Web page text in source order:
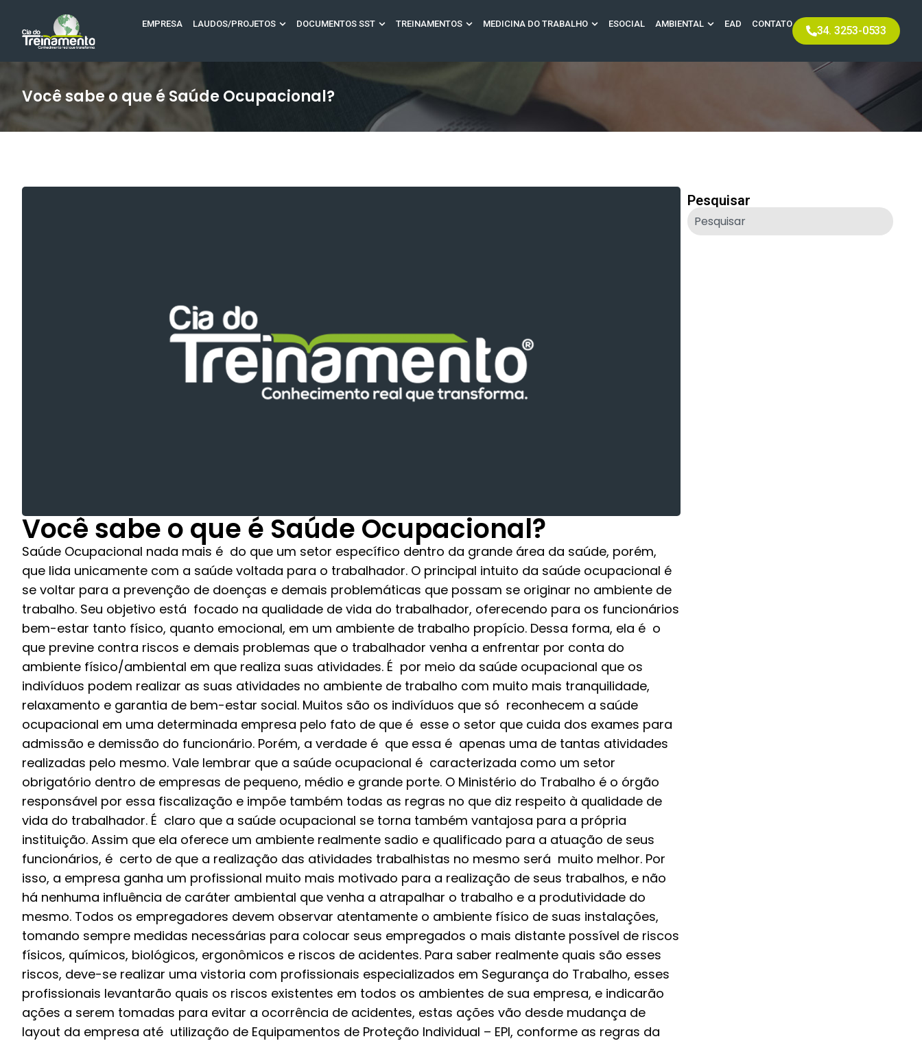
EMPRESA LAUDOS/PROJETOS DOCUMENTOS SST TREINAMENTOS MEDICINA DO TRABALHO ESOCIAL AMBIENTAL EAD CONTATO
34. 3253-0533
Você sabe o que é Saúde Ocupacional?
Você sabe o que é Saúde Ocupacional?
Saúde Ocupacional nada mais é do que um setor específico dentro da grande área da saúde, porém,
que lida unicamente com a saúde voltada para o trabalhador. O principal intuito da saúde ocupacional é
se voltar para a prevenção de doenças e demais problemáticas que possam se originar no ambiente de
trabalho. Seu objetivo está focado na qualidade de vida do trabalhador, oferecendo para os funcionários
bem-estar tanto físico, quanto emocional, em um ambiente de trabalho propício. Dessa forma, ela é o
que previne contra riscos e demais problemas que o trabalhador venha a enfrentar por conta do
ambiente físico/ambiental em que realiza suas atividades. É por meio da saúde ocupacional que os
indivíduos podem realizar as suas atividades no ambiente de trabalho com muito mais tranquilidade,
relaxamento e garantia de bem-estar social. Muitos são os indivíduos que só reconhecem a saúde
ocupacional em uma determinada empresa pelo fato de que é esse o setor que cuida dos exames para
admissão e demissão do funcionário. Porém, a verdade é que essa é apenas uma de tantas atividades
realizadas pelo mesmo. Vale lembrar que a saúde ocupacional é caracterizada como um setor
obrigatório dentro de empresas de pequeno, médio e grande porte. O Ministério do Trabalho é o órgão
responsável por essa fiscalização e impõe também todas as regras no que diz respeito à qualidade de
vida do trabalhador. É claro que a saúde ocupacional se torna também vantajosa para a própria
instituição. Assim que ela oferece um ambiente realmente sadio e qualificado para a atuação de seus
funcionários, é certo de que a realização das atividades trabalhistas no mesmo será muito melhor. Por
isso, a empresa ganha um profissional muito mais motivado para a realização de seus trabalhos, e não
há nenhuma influência de caráter ambiental que venha a atrapalhar o trabalho e a produtividade do
mesmo. Todos os empregadores devem observar atentamente o ambiente físico de suas instalações,
tomando sempre medidas necessárias para colocar seus empregados o mais distante possível de riscos
físicos, químicos, biológicos, ergonômicos e riscos de acidentes. Para saber realmente quais são esses
riscos, deve-se realizar uma vistoria com profissionais especializados em Segurança do Trabalho, esses
profissionais levantarão quais os riscos existentes em todos os ambientes de sua empresa, e indicarão
ações a serem tomadas para evitar a ocorrência de acidentes, estas ações vão desde mudança de
layout da empresa até utilização de Equipamentos de Proteção Individual – EPI, conforme as regras da
Pesquisar